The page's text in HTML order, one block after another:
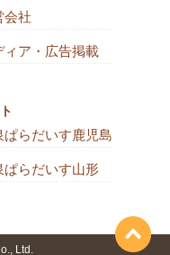
会社
ィア・広告掲載
ぱらだいす鹿児島
ぱらだいす山形
Ltd.